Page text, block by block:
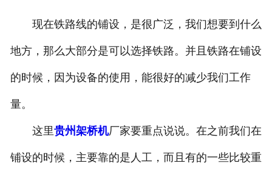
现在铁路线的铺设，是很广泛，我们想要到什么
地方，那么大部分是可以选择铁路。并且铁路在铺设
的时候，因为设备的使用，能很好的减少我们工作
量。
这里贵州架桥机厂家要重点说说。在之前我们在
铺设的时候，主要靠的是人工，而且有的一些比较重